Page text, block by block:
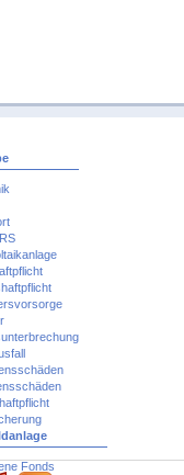
Fonds